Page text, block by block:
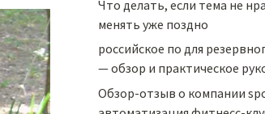
Что делать, если тема не
менять уже поздно
российское по для
— обзор и практическое
Обзор-отзыв о компании